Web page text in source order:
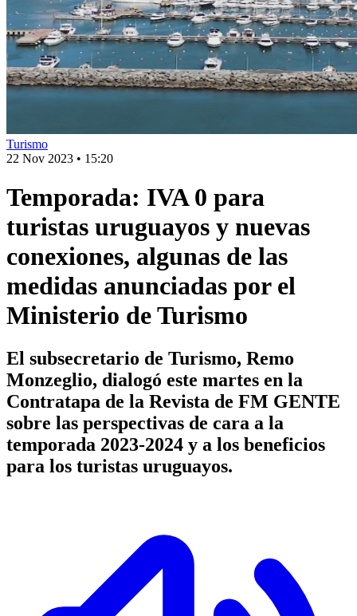
Turismo
22 Nov 2023 • 15:20
Temporada: IVA 0 para
turistas uruguayos y nuevas
conexiones, algunas de las
medidas anunciadas por el
Ministerio de Turismo
El subsecretario de Turismo, Remo
Monzeglio, dialogó este martes en la
Contratapa de la Revista de FM GENTE
sobre las perspectivas de cara a la
temporada 2023-2024 y a los beneficios
para los turistas uruguayos.